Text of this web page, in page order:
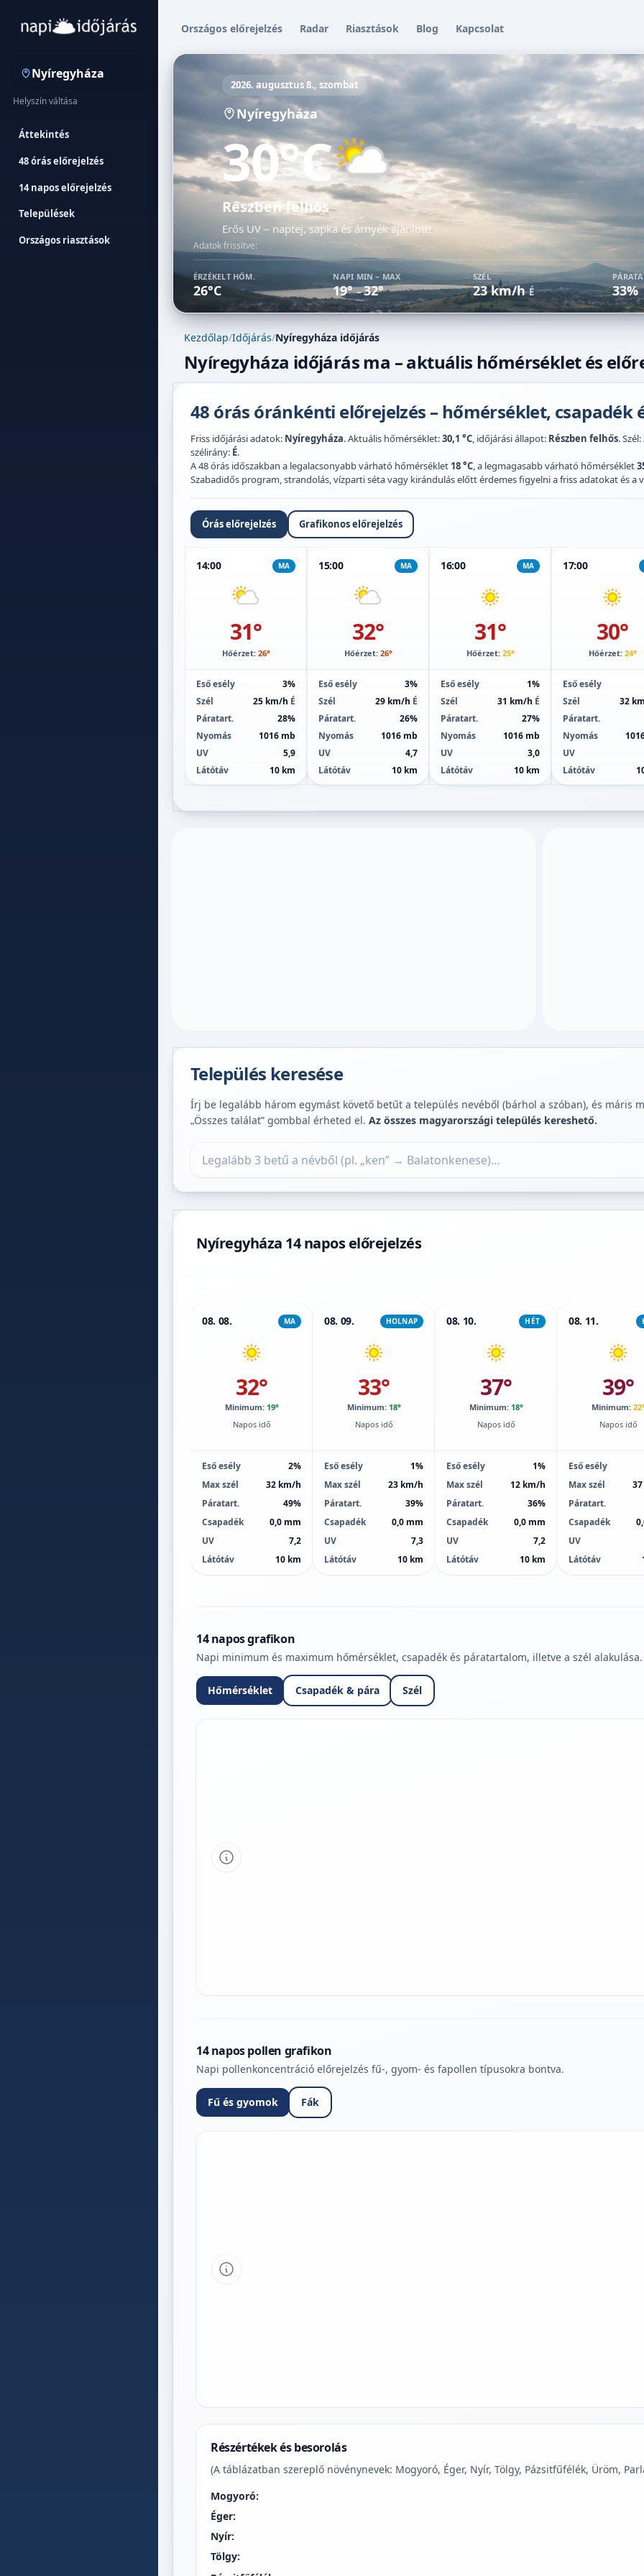
Nyíregyháza
Helyszín váltása
Áttekintés
48 órás előrejelzés
14 napos előrejelzés
Települések
Országos riasztások
Országos előrejelzés Radar Riasztások Blog Kapcsolat
2026. augusztus 8., szombat
Nyíregyháza
30°C
Részben felhős
Erős UV – naptej, sapka és árnyék ajánlott!
Adatok frissítve:
ÉRZÉKELT HŐM.
26°C
NAPI MIN – MAX
19° –32°
SZÉL
23 km/hÉ 33%
Kezdőlap/Időjárás/Nyíregyháza időjárás
Nyíregyháza időjárás ma – aktuális hőmérséklet és
48 órás óránkénti előrejelzés – hőmérséklet, csapadék
Friss időjárási adatok: Nyíregyháza. Aktuális hőmérséklet:30,1 °C, időjárási állapot: Részben felhős. Szél:
szélirány: É.
A 48 órás időszakban a legalacsonyabb várható hőmérséklet 18 °C, a legmagasabb várható hőmérséklet
Szabadidős program, strandolás, vízparti séta vagy kirándulás előtt érdemes figyelni a friss adatokat és a
Órás előrejelzés Grafikonos előrejelzés
14:00 MA
31°
Hőérzet: 26°
Eső esély
3%
Szél
25 km/h É
Páratart.
28%
Nyomás
1016 mb
UV
5,9
Látótáv
10 km
15:00 MA
32°
Hőérzet: 26°
Eső esély
3%
Szél
29 km/h É
Páratart.
26%
Nyomás
1016 mb
UV
4,7
Látótáv
10 km
16:00 MA
31°
Hőérzet: 25°
Eső esély
1%
Szél
31 km/h É
Páratart.
27%
Nyomás
1016 mb
UV
3,0
Látótáv
10 km
17:00
30°
Hőérzet: 24°
Eső esély
Szél
32
Páratart.
Nyomás
UV
Látótáv
Település keresése
Írj be legalább három egymást követő betűt a település nevéből (bárhol a szóban), és máris
„Összes találat” gombbal érheted el. Az összes magyarországi település kereshető.
Nyíregyháza 14 napos előrejelzés
08. 08. MA
32°
Minimum: 19°
Napos idő
Eső esély
2%
Max szél
32 km/h
Páratart.
49%
Csapadék
0,0 mm
UV
7,2
Látótáv
10 km
08. 09. HOLNAP
33°
Minimum: 18°
Napos idő
Eső esély
1%
Max szél
23 km/h
Páratart.
39%
Csapadék
0,0 mm
UV
7,3
Látótáv
10 km
08. 10. HÉT
37°
Minimum: 18°
Napos idő
Eső esély
1%
Max szél
12 km/h
Páratart.
36%
Csapadék
0,0 mm
UV
7,2
Látótáv
10 km
08. 11.
39°
Minimum:
Napos idő
Eső esély
Max szél
Páratart.
Csapadék
UV
Látótáv
14 napos grafikon
Napi minimum és maximum hőmérséklet, csapadék és páratartalom, illetve a szél alakulása.
Hőmérséklet Csapadék & pára Szél
Tipp a grafikon jelmagyarázatához
14 napos pollen grafikon
Napi pollenkoncentráció előrejelzés fű-, gyom- és fapollen típusokra bontva.
Fű és gyomok Fák
Tipp a grafikon jelmagyarázatához
Részértékek és besorolás
(A táblázatban szereplő növénynevek: Mogyoró, Éger, Nyír, Tölgy, Pázsitfűfélék, Üröm,
Mogyoró:
Éger:
Nyír:
Tölgy: